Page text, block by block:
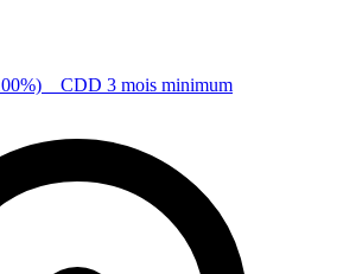
_ CDD 3 mois minimum